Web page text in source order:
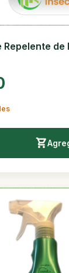
Repelente